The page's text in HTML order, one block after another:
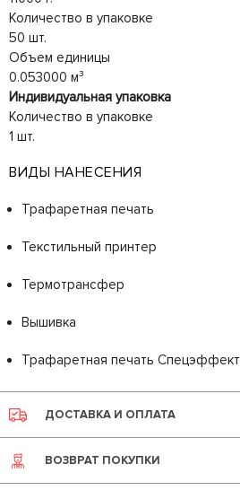
Количество в упаковке
50 шт.
Объем единицы
0.053000 м³
Индивидуальная упаковка
Количество в упаковке
1 шт.
ВИДЫ НАНЕСЕНИЯ
Трафаретная печать
Текстильный принтер
Термотрансфер
Вышивка
Трафаретная печать Спецэффект
ДОСТАВКА И ОПЛАТА
ВОЗВРАТ ПОКУПКИ